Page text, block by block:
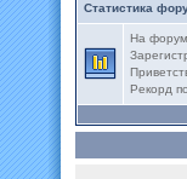
Статистика
На
Рекорд